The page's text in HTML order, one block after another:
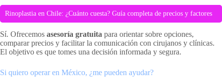
Rinoplastia en Chile: ¿Cuánto cuesta? Guía completa de precios y factores
Sí. Ofrecemos asesoría gratuita para orientar sobre opciones,
comparar precios y facilitar la comunicación con cirujanos y clínicas.
El objetivo es que tomes una decisión informada y segura.
Si quiero operar en México, ¿me pueden ayudar?